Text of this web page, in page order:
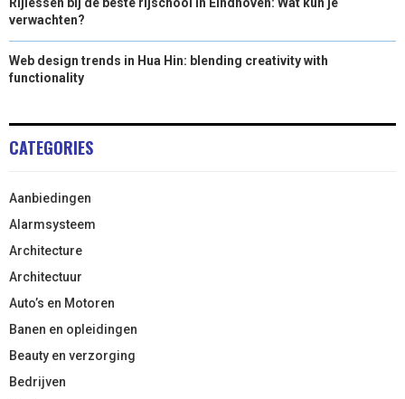
verwachten?
Web design trends in Hua Hin: blending creativity with
functionality
CATEGORIES
Aanbiedingen
Alarmsysteem
Architecture
Architectuur
Auto’s en Motoren
Banen en opleidingen
Beauty en verzorging
Bedrijven